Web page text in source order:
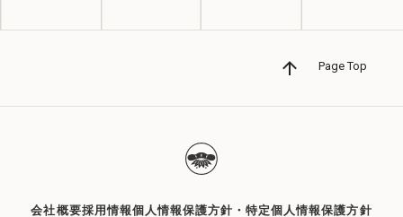
Page Top
会社概要採用情報個人情報保護方針・特定個人情報保護方針